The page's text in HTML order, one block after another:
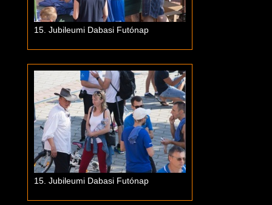
15. Jubileumi Dabasi Futónap
15. Jubileumi Dabasi Futónap